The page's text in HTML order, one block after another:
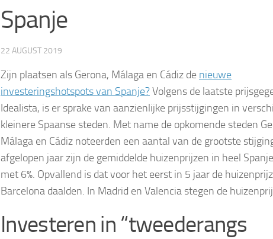
Spanje
22 AUGUST 2019
Zijn plaatsen als Gerona, Málaga en Cádiz de nieuwe
investeringshotspots van Spanje?Volgens de laatste
Idealista, is er sprake van aanzienlijke prijsstijgingen in
kleinere Spaanse steden. Met name de opkomende steden
Málaga en Cádiz noteerden een aantal van de grootste
afgelopen jaar zijn de gemiddelde huizenprijzen in heel
met 6%. Opvallend is dat voor het eerst in 5 jaar de
Barcelona daalden. In Madrid en Valencia stegen de
Investeren in “tweederangs